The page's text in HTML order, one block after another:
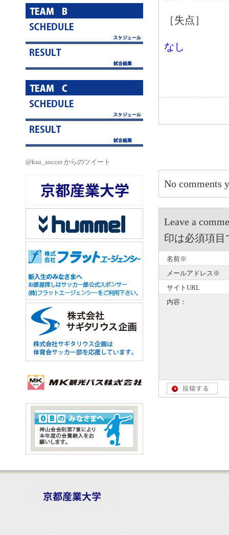
@ksu_soccer からのツイート
［失点］
なし
No comments
Leave a
印は必須項目
名前※
メールアドレス※
サイトURL
内容：